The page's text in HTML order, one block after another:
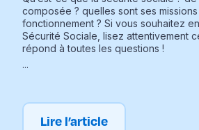
composée ? quelles sont ses
fonctionnement ? Si vous souhaitez
Sécurité Sociale, lisez attentivement
répond à toutes les questions !
...
Lire l’article